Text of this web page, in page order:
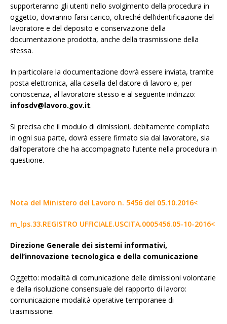
supporteranno gli utenti nello svolgimento della procedura in
oggetto, dovranno farsi carico, oltreché dell’identificazione del
lavoratore e del deposito e conservazione della
documentazione prodotta, anche della trasmissione della
stessa.
In particolare la documentazione dovrà essere inviata, tramite
posta elettronica, alla casella del datore di lavoro e, per
conoscenza, al lavoratore stesso e al seguente indirizzo:
infosdv@lavoro.gov.it.
Si precisa che il modulo di dimissioni, debitamente compilato
in ogni sua parte, dovrà essere firmato sia dal lavoratore, sia
dall’operatore che ha accompagnato l’utente nella procedura in
questione.
Nota del Ministero del Lavoro n. 5456 del 05.10.2016<
m_lps.33.REGISTRO UFFICIALE.USCITA.0005456.05-10-2016<
Direzione Generale dei sistemi informativi,
dell’innovazione tecnologica e della comunicazione
Oggetto: modalità di comunicazione delle dimissioni volontarie
e della risoluzione consensuale del rapporto di lavoro:
comunicazione modalità operative temporanee di
trasmissione.